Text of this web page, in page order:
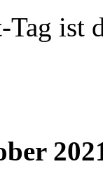
Tag ist